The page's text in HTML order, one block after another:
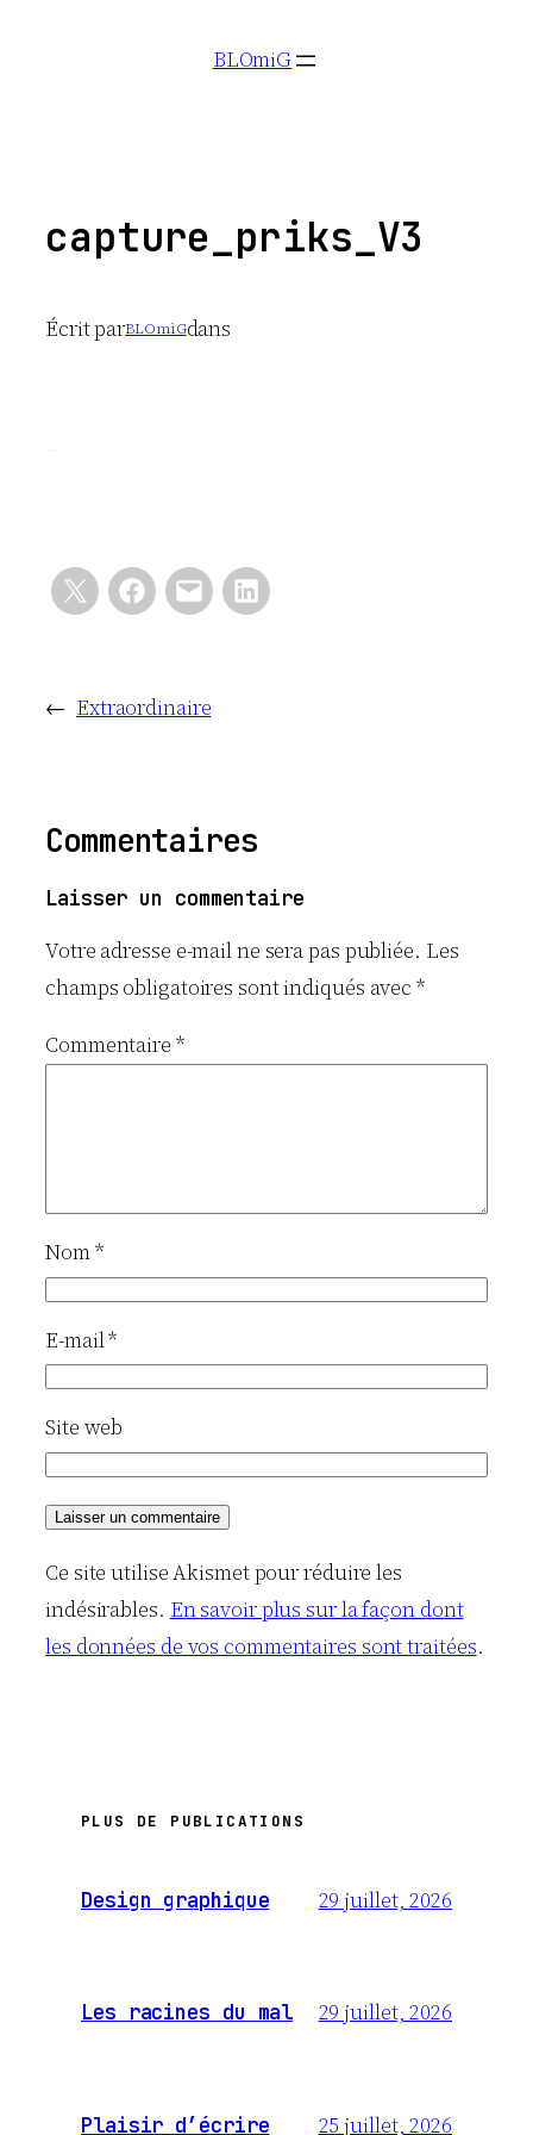
BLOmiG
capture_priks_V3
Écrit parBLOmiGdans
← Extraordinaire
Commentaires
Laisser un commentaire
Votre adresse e-mail ne sera pas publiée. Les
champs obligatoires sont indiqués avec*
Commentaire *
Nom*
E-mail*
Site web
Ce site utilise Akismet pour réduire les
indésirables. En savoir plus sur la façon dont
les données de vos commentaires sont traitées.
PLUS DE PUBLICATIONS
Design graphique 29 juillet, 2026
Les racines du mal 29 juillet, 2026
Plaisir d’écrire 25 juillet, 2026